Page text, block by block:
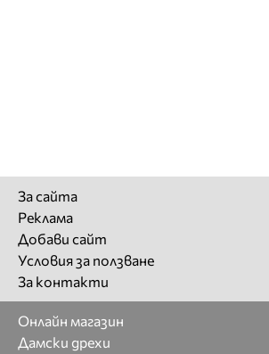
За сайта
Реклама
Добави сайт
Условия за ползване
За контакти
Онлайн магазин
Дамски дрехи